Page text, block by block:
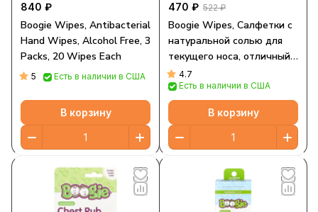
840 ₽
Boogie Wipes, Antibacterial
Hand Wipes, Alcohol Free, 3
Packs, 20 Wipes Each
5 Есть в наличии в США
В корзину
470 ₽ 522 ₽
Boogie Wipes, Салфетки с
натуральной солью для
текущего носа, отличный
виноградный запах, 30
салфеток
4.7
Есть в наличии в США
В корзину